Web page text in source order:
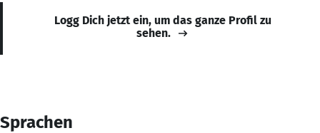
Logg Dich jetzt ein, um das ganze Profil zu
sehen.
Sprachen